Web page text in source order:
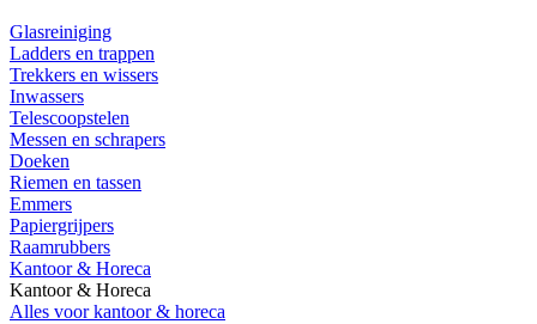
Glasreiniging
Ladders en trappen
Trekkers en wissers
Inwassers
Telescoopstelen
Messen en schrapers
Doeken
Riemen en tassen
Emmers
Papiergrijpers
Raamrubbers
Kantoor & Horeca
Kantoor & Horeca
Alles voor kantoor & horeca